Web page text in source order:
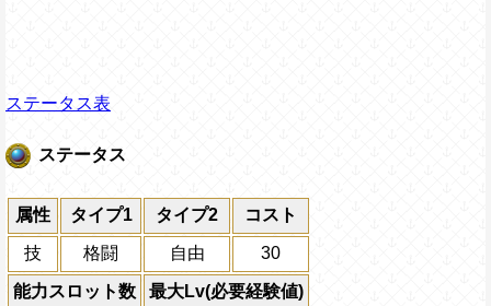
ステータス表
ステータス
属性 タイプ1 タイプ2 コスト
技 格闘 自由 30
能力スロット数
最大Lv(必要経験値)